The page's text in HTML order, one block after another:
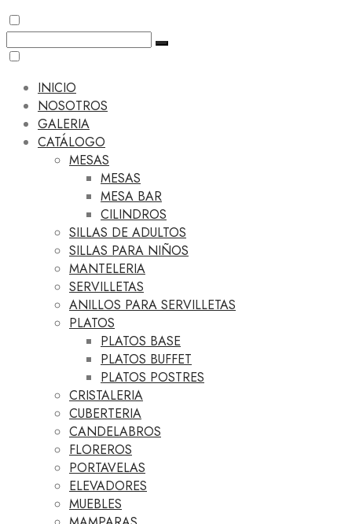
INICIO
NOSOTROS
GALERIA
CATÁLOGO
MESAS
MESAS
MESA BAR
CILINDROS
SILLAS DE ADULTOS
SILLAS PARA NIÑOS
MANTELERIA
SERVILLETAS
ANILLOS PARA SERVILLETAS
PLATOS
PLATOS BASE
PLATOS BUFFET
PLATOS POSTRES
CRISTALERIA
CUBERTERIA
CANDELABROS
FLOREROS
PORTAVELAS
ELEVADORES
MUEBLES